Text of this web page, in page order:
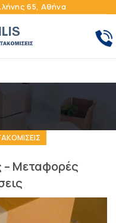
65, Αθήνα
– Μεταφορές